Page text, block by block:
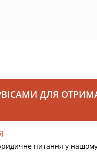
ДЛЯ
питання у